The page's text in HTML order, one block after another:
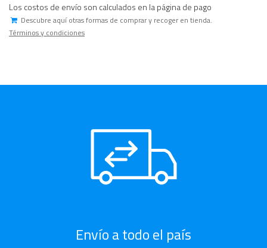
Los costos de envío son calculados en la página de pago
Descubre aquí otras formas de comprar y recoger en tienda.
Términos y condiciones
Envío a todo el país